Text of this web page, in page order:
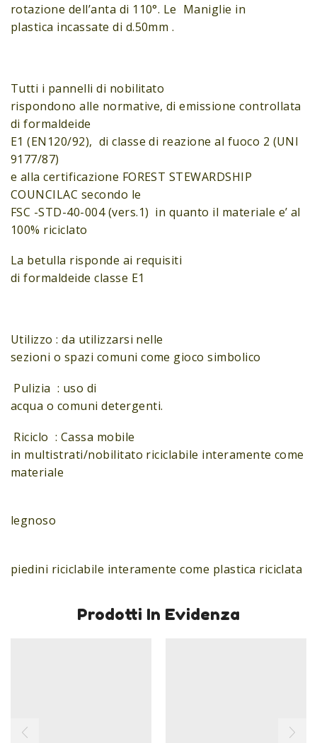
rotazione dell’anta di 110°. Le Maniglie in
plastica incassate di d.50mm .
Tutti i pannelli di nobilitato
rispondono alle normative, di emissione controllata
di formaldeide
E1 (EN120/92), di classe di reazione al fuoco 2 (UNI
9177/87)
e alla certificazione FOREST STEWARDSHIP
COUNCILAC secondo le
FSC -STD-40-004 (vers.1) in quanto il materiale e’ al
100% riciclato
La betulla risponde ai requisiti
di formaldeide classe E1
Utilizzo : da utilizzarsi nelle
sezioni o spazi comuni come gioco simbolico
Pulizia : uso di
acqua o comuni detergenti.
Riciclo : Cassa mobile
in multistrati/nobilitato riciclabile interamente come
materiale
legnoso
piedini riciclabile interamente come plastica riciclata
Prodotti In Evidenza